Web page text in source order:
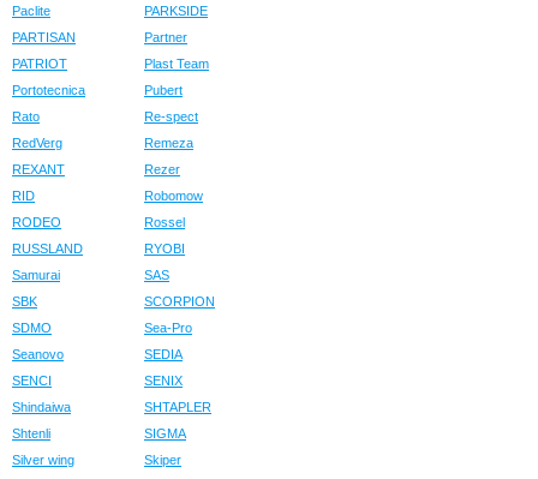
Paclite
PARKSIDE
PARTISAN
Partner
PATRIOT
Plast Team
Portotecnica
Pubert
Rato
Re-spect
RedVerg
Remeza
REXANT
Rezer
RID
Robomow
RODEO
Rossel
RUSSLAND
RYOBI
Samurai
SAS
SBK
SCORPION
SDMO
Sea-Pro
Seanovo
SEDIA
SENCI
SENIX
Shindaiwa
SHTAPLER
Shtenli
SIGMA
Silver wing
Skiper